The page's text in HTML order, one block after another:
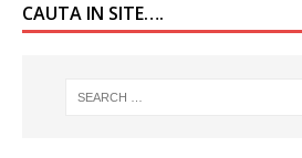
CAUTA IN SITE….